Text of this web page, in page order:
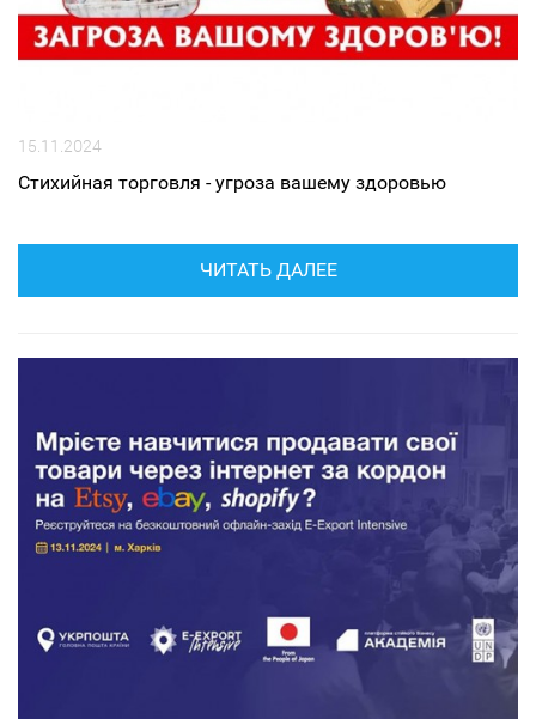
15.11.2024
Стихийная торговля - угроза вашему здоровью
ЧИТАТЬ ДАЛЕЕ